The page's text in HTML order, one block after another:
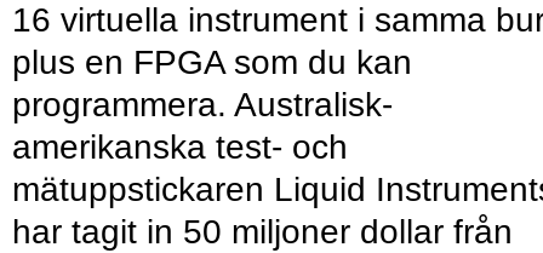
16 virtuella instrument i samma
plus en FPGA som du kan
programmera. Australisk-
amerikanska test- och
mätuppstickaren Liquid
har tagit in 50 miljoner dollar från